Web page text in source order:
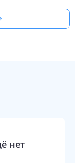
и консьерж.
нет